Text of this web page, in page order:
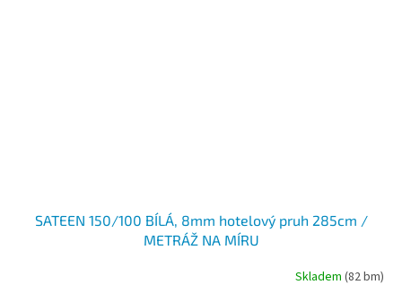
SATEEN 150/100 BÍLÁ, 8mm hotelový pruh 285cm /
METRÁŽ NA MÍRU
Skladem (82 bm)